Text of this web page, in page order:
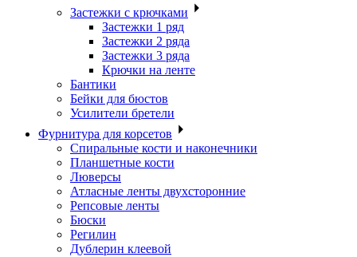
Застежки с крючками
Застежки 1 ряд
Застежки 2 ряда
Застежки 3 ряда
Крючки на ленте
Бантики
Бейки для бюстов
Усилители бретели
Фурнитура для корсетов
Спиральные кости и наконечники
Планшетные кости
Люверсы
Атласные ленты двухсторонние
Репсовые ленты
Бюски
Регилин
Дублерин клеевой